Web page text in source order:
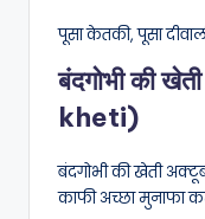
पूसा केतकी, पूसा
बंदगोभी की
kheti)
बंदगोभी की खेती
काफी अच्छा मुनाफा